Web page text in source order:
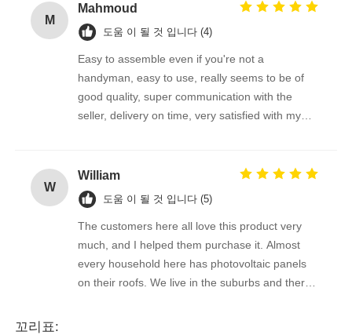
M
Mahmoud
도움 이 될 것 입니다 (4)
Easy to assemble even if you're not a
handyman, easy to use, really seems to be of
good quality, super communication with the
seller, delivery on time, very satisfied with my
W
William
도움 이 될 것 입니다 (5)
The customers here all love this product very
much, and I helped them purchase it. Almost
every household here has photovoltaic panels
on their roofs. We live in the suburbs and there
꼬리표: